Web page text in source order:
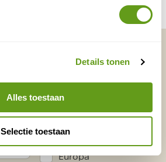
Details tonen
Alles toestaan
Selectie toestaan
Bekijk
kaart
Europa